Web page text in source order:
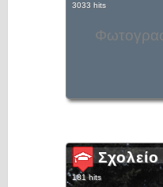
3033 hits
Σχολείο
181 hits